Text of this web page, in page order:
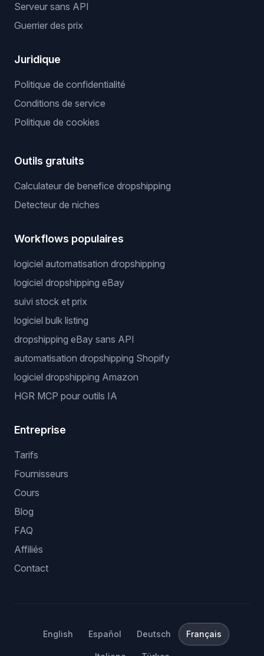
Serveur sans API
Guerrier des prix
Juridique
Politique de confidentialité
Conditions de service
Politique de cookies
Outils gratuits
Calculateur de benefice dropshipping
Detecteur de niches
Workflows populaires
logiciel automatisation dropshipping
logiciel dropshipping eBay
suivi stock et prix
logiciel bulk listing
dropshipping eBay sans API
automatisation dropshipping Shopify
logiciel dropshipping Amazon
HGR MCP pour outils IA
Entreprise
Tarifs
Fournisseurs
Cours
Blog
FAQ
Affiliés
Contact
English Español Deutsch Français